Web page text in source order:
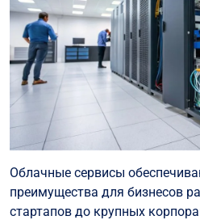
Облачные сервисы
преимущества для бизнесов
стартапов до крупных